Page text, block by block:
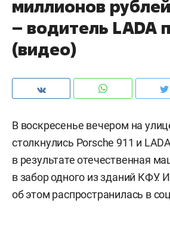
миллионов
– водитель LADA
(видео)
В воскресенье вечером на
столкнулись Porsche 911 и
в результате отечественная
в забор одного из зданий КФУ.
об этом распространилась в